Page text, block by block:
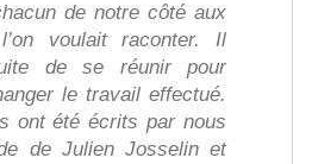
de notre côté aux
voulait raconter. Il
de se réunir pour
le travail effectué.
ont été écrits par nous
de Julien Josselin et